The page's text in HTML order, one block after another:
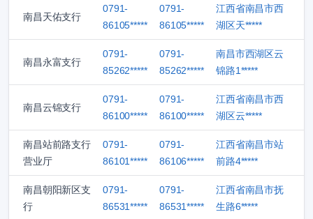
南昌天佑支行
0791-
86105*****
0791-
86105*****
江西省南昌市西
湖区天*****
南昌永富支行
0791-
85262*****
0791-
85262*****
南昌市西湖区云
锦路1*****
南昌云锦支行
0791-
86100*****
0791-
86100*****
江西省南昌市西
湖区云*****
南昌站前路支行
营业厅
0791-
86101*****
0791-
86106*****
江西省南昌市站
前路4*****
南昌朝阳新区支
行
0791-
86531*****
0791-
86531*****
江西省南昌市抚
生路6*****